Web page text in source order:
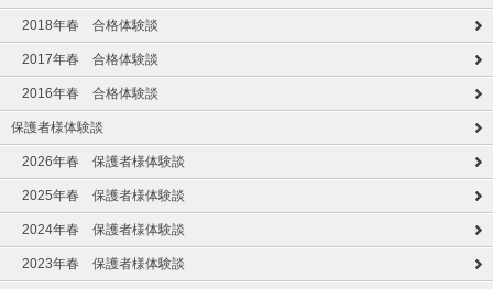
2018年春 合格体験談
2017年春 合格体験談
2016年春 合格体験談
保護者様体験談
2026年春 保護者様体験談
2025年春 保護者様体験談
2024年春 保護者様体験談
2023年春 保護者様体験談